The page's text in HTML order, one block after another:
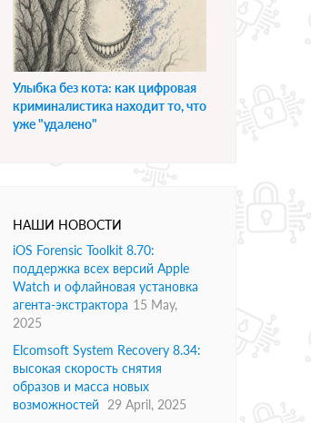
Улыбка без кота: как цифровая
криминалистика находит то, что
уже "удалено"
НАШИ НОВОСТИ
iOS Forensic Toolkit 8.70:
поддержка всех версий Apple
Watch и офлайновая установка
агента-экстрактора 15 May,
2025
Elcomsoft System Recovery 8.34:
высокая скорость снятия
образов и масса новых
возможностей
29 April, 2025